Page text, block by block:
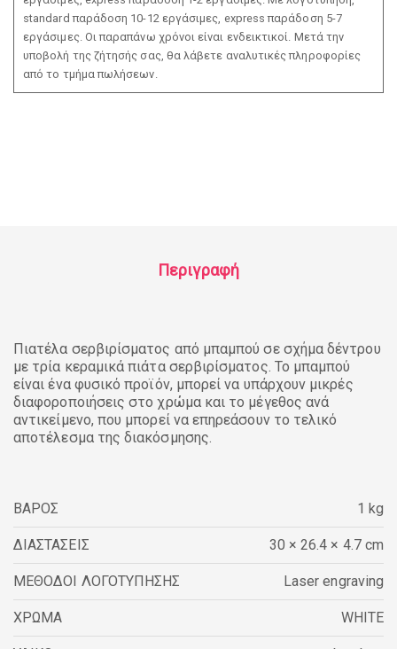
standard παράδοση 10-12 εργάσιμες, express παράδοση 5-7
εργάσιμες. Οι παραπάνω χρόνοι είναι ενδεικτικοί. Μετά την
υποβολή της ζήτησής σας, θα λάβετε αναλυτικές πληροφορίες
από το τμήμα πωλήσεων.
Περιγραφή
Πιατέλα σερβιρίσματος από μπαμπού σε σχήμα δέντρου
με τρία κεραμικά πιάτα σερβιρίσματος. Το μπαμπού
είναι ένα φυσικό προϊόν, μπορεί να υπάρχουν μικρές
διαφοροποιήσεις στο χρώμα και το μέγεθος ανά
αντικείμενο, που μπορεί να επηρεάσουν το τελικό
αποτέλεσμα της διακόσμησης.
ΒΑΡΟΣ 1 kg
ΔΙΑΣΤΑΣΕΙΣ 30 × 26.4 × 4.7 cm
ΜΕΘΟΔΟΙ ΛΟΓΟΤΥΠΗΣΗΣ Laser engraving
ΧΡΩΜΑ WHITE